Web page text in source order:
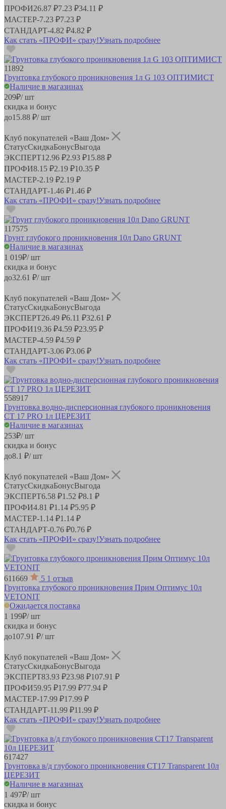
ПРОФИ26.87 ₽7.23 ₽34.11 ₽
МАСТЕР-7.23 ₽7.23 ₽
СТАНДАРТ-4.82 ₽4.82 ₽
Как стать «ПРОФИ» сразу!Узнать подробнее
11892
Грунтовка глубокого проникновения 1л G 103 ОПТИМИСТ
Наличие в магазинах
209₽/ шт
скидка и бонус
до15.88 ₽/ шт
Клуб покупателей «Ваш Дом»
СтатусСкидкаБонусВыгода
ЭКСПЕРТ12.96 ₽2.93 ₽15.88 ₽
ПРОФИ8.15 ₽2.19 ₽10.35 ₽
МАСТЕР-2.19 ₽2.19 ₽
СТАНДАРТ-1.46 ₽1.46 ₽
Как стать «ПРОФИ» сразу!Узнать подробнее
117575
Грунт глубокого проникновения 10л Dano GRUNT
Наличие в магазинах
1 019₽/ шт
скидка и бонус
до32.61 ₽/ шт
Клуб покупателей «Ваш Дом»
СтатусСкидкаБонусВыгода
ЭКСПЕРТ26.49 ₽6.11 ₽32.61 ₽
ПРОФИ19.36 ₽4.59 ₽23.95 ₽
МАСТЕР-4.59 ₽4.59 ₽
СТАНДАРТ-3.06 ₽3.06 ₽
Как стать «ПРОФИ» сразу!Узнать подробнее
558917
Грунтовка водно-дисперсионная глубокого проникновения
CT 17 PRO 1л ЦЕРЕЗИТ
Наличие в магазинах
253₽/ шт
скидка и бонус
до8.1 ₽/ шт
Клуб покупателей «Ваш Дом»
СтатусСкидкаБонусВыгода
ЭКСПЕРТ6.58 ₽1.52 ₽8.1 ₽
ПРОФИ4.81 ₽1.14 ₽5.95 ₽
МАСТЕР-1.14 ₽1.14 ₽
СТАНДАРТ-0.76 ₽0.76 ₽
Как стать «ПРОФИ» сразу!Узнать подробнее
611669 5 1 отзыв
Грунтовка глубокого проникновения Прим Оптимус 10л
VETONIT
Ожидается поставка
1 199₽/ шт
скидка и бонус
до107.91 ₽/ шт
Клуб покупателей «Ваш Дом»
СтатусСкидкаБонусВыгода
ЭКСПЕРТ83.93 ₽23.98 ₽107.91 ₽
ПРОФИ59.95 ₽17.99 ₽77.94 ₽
МАСТЕР-17.99 ₽17.99 ₽
СТАНДАРТ-11.99 ₽11.99 ₽
Как стать «ПРОФИ» сразу!Узнать подробнее
617427
Грунтовка в/д глубокого проникновения СТ17 Transparent 10л
ЦЕРЕЗИТ
Наличие в магазинах
1 497₽/ шт
скидка и бонус